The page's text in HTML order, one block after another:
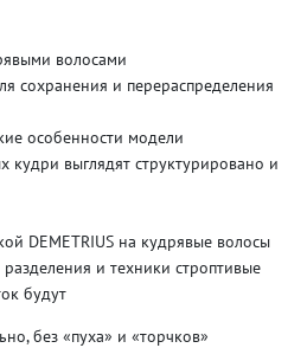
волосами
сохранения и перераспределения
особенности модели
кудри выглядят структурировано и
DEMETRIUS на кудрявые волосы
разделения и техники строптивые
будут
без «пуха» и «торчков»